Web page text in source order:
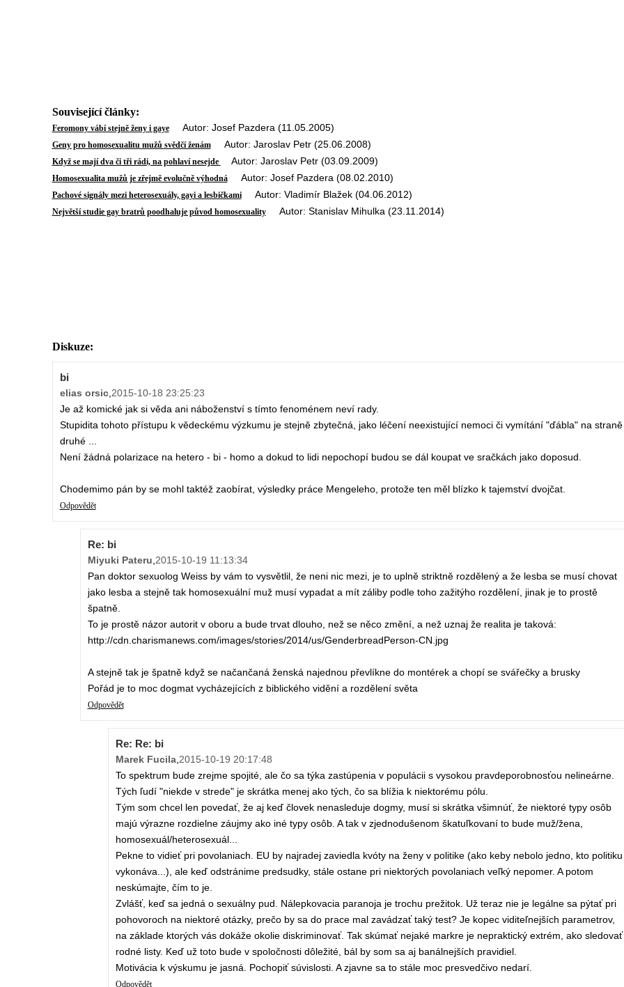
Související články:
Feromony vábí stejně ženy i gayeAutor: Josef Pazdera (11.05.2005)
Geny pro homosexualitu mužů svědčí ženámAutor: Jaroslav Petr (25.06.2008)
Když se mají dva či tři rádi, na pohlaví nesejde Autor: Jaroslav Petr (03.09.2009)
Homosexualita mužů je zřejmě evolučně výhodnáAutor: Josef Pazdera (08.02.2010)
Pachové signály mezi heterosexuály, gayi a lesbičkamiAutor: Vladimír Blažek (04.06.2012)
Největší studie gay bratrů poodhaluje původ homosexualityAutor: Stanislav Mihulka (23.11.2014)
Diskuze:
bi
elias orsic,2015-10-18 23:25:23
Je až komické jak si věda ani náboženství s tímto fenoménem neví rady.
Stupidita tohoto přístupu k vědeckému výzkumu je stejně zbytečná, jako léčení neexistující nemoci či vymítání "ďábla" na straně
druhé ...
Není žádná polarizace na hetero - bi - homo a dokud to lidi nepochopí budou se dál koupat ve sračkách jako doposud.
Chodemimo pán by se mohl taktéž zaobírat, výsledky práce Mengeleho, protože ten měl blízko k tajemství dvojčat.
Odpovědět
Re: bi
Miyuki Pateru,2015-10-19 11:13:34
Pan doktor sexuolog Weiss by vám to vysvětlil, že neni nic mezi, je to uplně striktně rozdělený a že lesba se musí chovat
jako lesba a stejně tak homosexuální muž musí vypadat a mít záliby podle toho zažitýho rozdělení, jinak je to prostě
špatně.
To je prostě názor autorit v oboru a bude trvat dlouho, než se něco změní, a než uznaj že realita je taková:
http://cdn.charismanews.com/images/stories/2014/us/GenderbreadPerson-CN.jpg
A stejně tak je špatně když se načančaná ženská najednou převlíkne do montérek a chopí se svářečky a brusky
Pořád je to moc dogmat vycházejících z biblického vidění a rozdělení světa
Odpovědět
Re: Re: bi
Marek Fucila,2015-10-19 20:17:48
To spektrum bude zrejme spojité, ale čo sa týka zastúpenia v populácii s vysokou pravdeporobnosťou nelineárne.
Tých ľudí "niekde v strede" je skrátka menej ako tých, čo sa blížia k niektorému pólu.
Tým som chcel len povedať, že aj keď človek nenasleduje dogmy, musí si skrátka všimnúť, že niektoré typy osôb
majú výrazne rozdielne záujmy ako iné typy osôb. A tak v zjednodušenom škatuľkovaní to bude muž/žena,
homosexuál/heterosexuál...
Pekne to vidieť pri povolaniach. EU by najradej zaviedla kvóty na ženy v politike (ako keby nebolo jedno, kto politiku
vykonáva...), ale keď odstránime predsudky, stále ostane pri niektorých povolaniach veľký nepomer. A potom
neskúmajte, čím to je.
Zvlášť, keď sa jedná o sexuálny pud. Nálepkovacia paranoja je trochu prežitok. Už teraz nie je legálne sa pýtať pri
pohovoroch na niektoré otázky, prečo by sa do prace mal zavádzať taký test? Je kopec viditeľnejších parametrov,
na základe ktorých vás dokáže okolie diskriminovať. Tak skúmať nejaké markre je nepraktický extrém, ako sledovať
rodné listy. Keď už toto bude v spoločnosti dôležité, bál by som sa aj banálnejších pravidiel.
Motivácia k výskumu je jasná. Pochopiť súvislosti. A zjavne sa to stále moc presvedčivo nedarí.
Odpovědět